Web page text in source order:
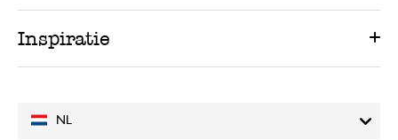
NL
Inspiratie